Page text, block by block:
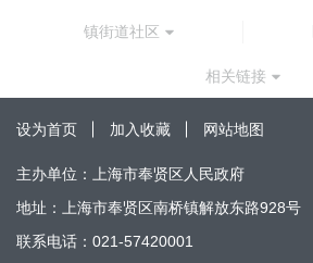
镇街道社区
相关链接
设为首页 加入收藏 网站地图
主办单位：上海市奉贤区人民政府
地址：上海市奉贤区南桥镇解放东路928号
联系电话：021-57420001